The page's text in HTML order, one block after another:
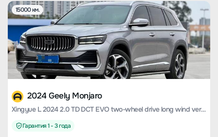
15000 км.
2024 Geely Monjaro
Xingyue L 2024 2.0 TD DCT EVO two-wheel drive long wind version
Гарантия 1 - 3 года